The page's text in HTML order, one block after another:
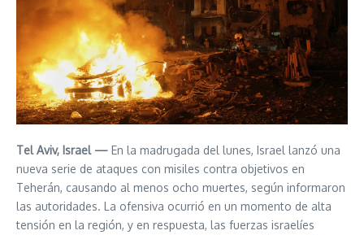
Tel Aviv, Israel — En la madrugada del lunes, Israel lanzó una
nueva serie de ataques con misiles contra objetivos en
Teherán, causando al menos ocho muertes, según informaron
las autoridades. La ofensiva ocurrió en un momento de alta
tensión en la región, y en respuesta, las fuerzas israelíes